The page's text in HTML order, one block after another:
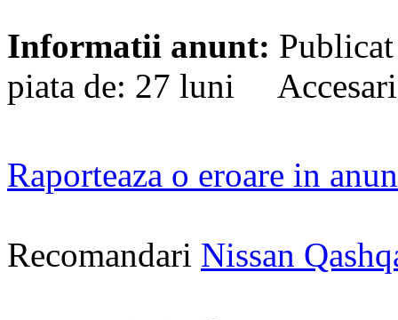
Informatii anunt:
piata de: 27 luni
Raporteaza o eroare in
Recomandari Nissan